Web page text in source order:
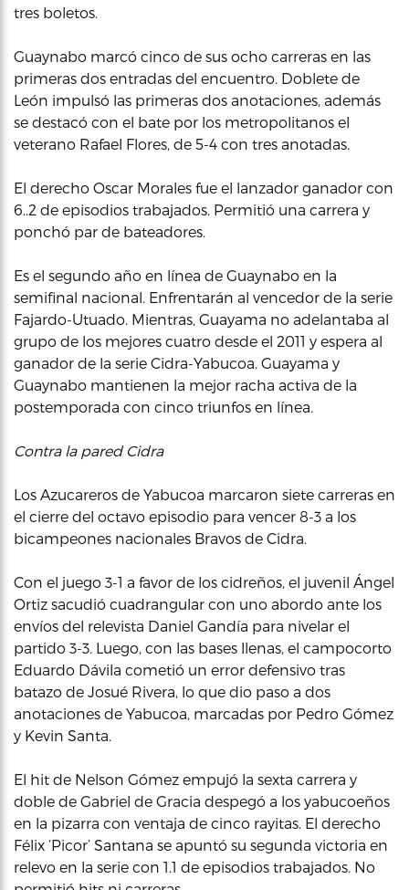
tres boletos.
Guaynabo marcó cinco de sus ocho carreras en las
primeras dos entradas del encuentro. Doblete de
León impulsó las primeras dos anotaciones, además
se destacó con el bate por los metropolitanos el
veterano Rafael Flores, de 5-4 con tres anotadas.
El derecho Oscar Morales fue el lanzador ganador con
6..2 de episodios trabajados. Permitió una carrera y
ponchó par de bateadores.
Es el segundo año en línea de Guaynabo en la
semifinal nacional. Enfrentarán al vencedor de la serie
Fajardo-Utuado. Mientras, Guayama no adelantaba al
grupo de los mejores cuatro desde el 2011 y espera al
ganador de la serie Cidra-Yabucoa. Guayama y
Guaynabo mantienen la mejor racha activa de la
postemporada con cinco triunfos en línea.
Contra la pared Cidra
Los Azucareros de Yabucoa marcaron siete carreras en
el cierre del octavo episodio para vencer 8-3 a los
bicampeones nacionales Bravos de Cidra.
Con el juego 3-1 a favor de los cidreños, el juvenil Ángel
Ortiz sacudió cuadrangular con uno abordo ante los
envíos del relevista Daniel Gandía para nivelar el
partido 3-3. Luego, con las bases llenas, el campocorto
Eduardo Dávila cometió un error defensivo tras
batazo de Josué Rivera, lo que dio paso a dos
anotaciones de Yabucoa, marcadas por Pedro Gómez
y Kevin Santa.
El hit de Nelson Gómez empujó la sexta carrera y
doble de Gabriel de Gracia despegó a los yabucoeños
en la pizarra con ventaja de cinco rayitas. El derecho
Félix ‘Picor’ Santana se apuntó su segunda victoria en
relevo en la serie con 1.1 de episodios trabajados. No